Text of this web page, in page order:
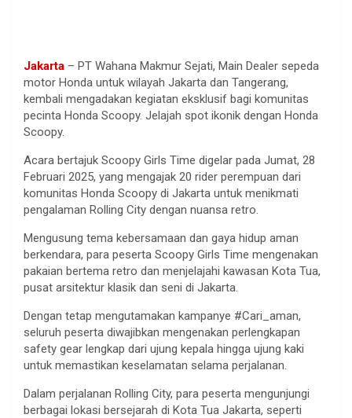
Jakarta – PT Wahana Makmur Sejati, Main Dealer sepeda
motor Honda untuk wilayah Jakarta dan Tangerang,
kembali mengadakan kegiatan eksklusif bagi komunitas
pecinta Honda Scoopy. Jelajah spot ikonik dengan Honda
Scoopy.
Acara bertajuk Scoopy Girls Time digelar pada Jumat, 28
Februari 2025, yang mengajak 20 rider perempuan dari
komunitas Honda Scoopy di Jakarta untuk menikmati
pengalaman Rolling City dengan nuansa retro.
Mengusung tema kebersamaan dan gaya hidup aman
berkendara, para peserta Scoopy Girls Time mengenakan
pakaian bertema retro dan menjelajahi kawasan Kota Tua,
pusat arsitektur klasik dan seni di Jakarta.
Dengan tetap mengutamakan kampanye #Cari_aman,
seluruh peserta diwajibkan mengenakan perlengkapan
safety gear lengkap dari ujung kepala hingga ujung kaki
untuk memastikan keselamatan selama perjalanan.
Dalam perjalanan Rolling City, para peserta mengunjungi
berbagai lokasi bersejarah di Kota Tua Jakarta, seperti